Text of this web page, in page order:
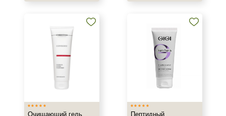
Очищающий гель
Пептидный